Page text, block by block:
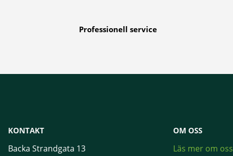
Professionell service
KONTAKT
Backa Strandgata 13
OM OSS
Läs mer om oss